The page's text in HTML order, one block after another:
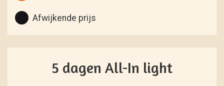
Afwijkende prijs
5 dagen All-In light